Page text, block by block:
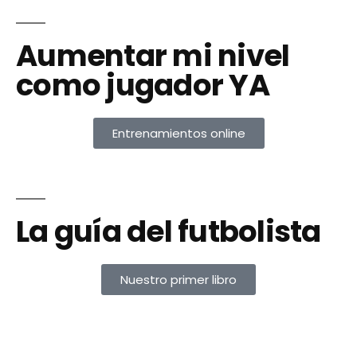
Aumentar mi nivel
como jugador YA
Entrenamientos online
La guía del futbolista
Nuestro primer libro